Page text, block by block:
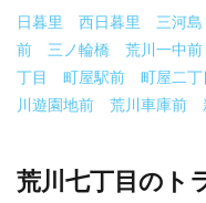
日暮里 西日暮里 三河島
前
三ノ輪橋 荒川一中前
丁目
町屋駅前 町屋二丁
川遊園地前
荒川車庫前
荒川七丁目のト